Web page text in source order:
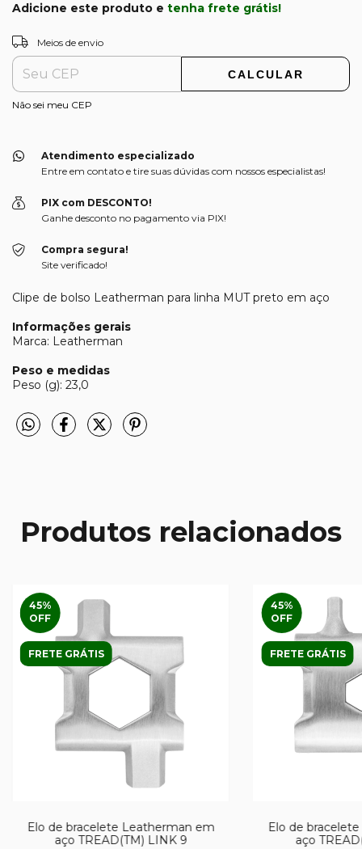
Adicione este produto e tenha frete grátis!
Entregas para o CEP:
Meios de envio
CALCULAR
Não sei meu CEP
Atendimento especializado
Entre em contato e tire suas dúvidas com nossos especialistas!
PIX com DESCONTO!
Ganhe desconto no pagamento via PIX!
Compra segura!
Site verificado!
Clipe de bolso Leatherman para linha MUT preto em aço
Informações gerais
Marca: Leatherman
Peso e medidas
Peso (g): 23,0
Produtos relacionados
45%
OFF
FRETE GRÁTIS
Elo de bracelete Leatherman em
aço TREAD(TM) LINK 9
45%
OFF
FRETE GRÁTIS
Elo de
aço